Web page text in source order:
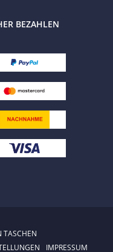
BEZAHLEN
IMPRESSUM